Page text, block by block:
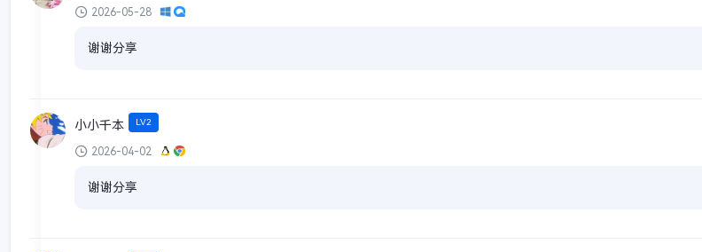
2026-05-28
谢谢分享
小小千本 LV2
2026-04-02
谢谢分享